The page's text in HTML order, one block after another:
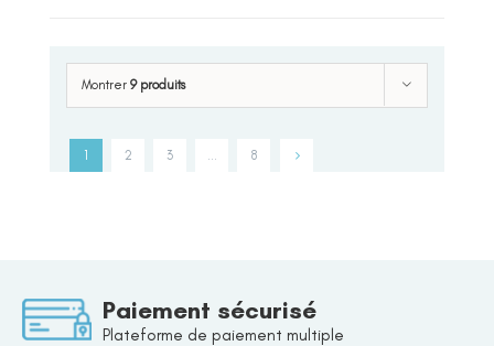
Montrer 9 produits
1 2 3 8
Paiement sécurisé
Plateforme de paiement multiple